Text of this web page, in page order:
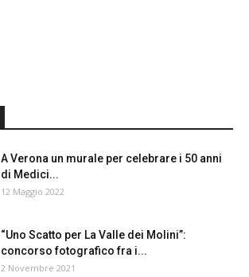
A Verona un murale per celebrare i 50 anni
di Medici...
12 Maggio 2022
“Uno Scatto per La Valle dei Molini”:
concorso fotografico fra i...
2 Novembre 2021